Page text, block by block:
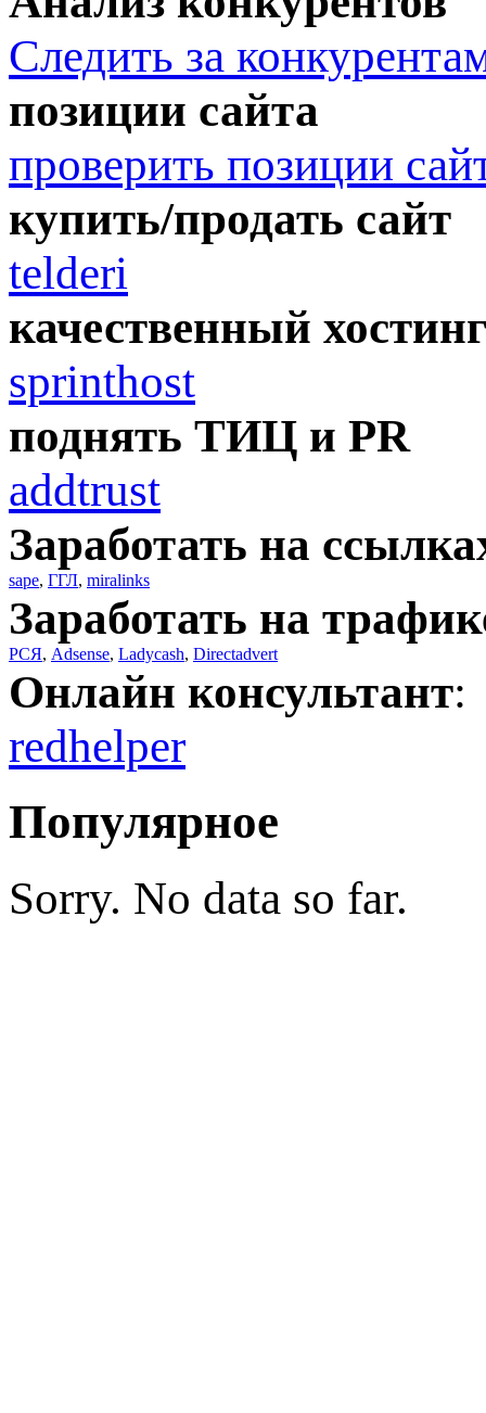
Следить за
позиции сайта
проверить позиции
купить/продать сайт
telderi
качественный
sprinthost
поднять ТИЦ и PR
addtrust
Заработать на
sape, ГГЛ, miralinks
Заработать на
РСЯ, Adsense, Ladycash, Directadvert
Онлайн консультант:
redhelper
Популярное
Sorry. No data so far.